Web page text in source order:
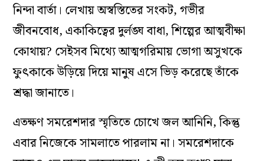
নিন্দা বার্তা। লেখায় অস্বস্তিতের সংকট, গভীর
জীবনবোধ, একাকিত্বের দুর্লঙ্ঘ বাধা, শিল্পের আত্মবীক্ষা
কোথায়? সেইসব মিথ্যে আত্মগরিমায় ভোগা অসুখকে
ফুৎকাকে উড়িয়ে দিয়ে মানুষ এসে ভিড় করেছে তাঁকে
শ্রদ্ধা জানাতে।
এতক্ষণ সমরেশদার স্মৃতিতে চোখে জল আনিনি, কিন্তু
এবার নিজেকে সামলাতে পারলাম না। ‌সমরেশদাকে